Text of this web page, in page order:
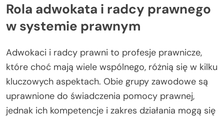
Rola adwokata i radcy prawnego
w systemie prawnym
Adwokaci i radcy prawni to profesje prawnicze,
które choć mają wiele wspólnego, różnią się w kilku
kluczowych aspektach. Obie grupy zawodowe są
uprawnione do świadczenia pomocy prawnej,
jednak ich kompetencje i zakres działania mogą się